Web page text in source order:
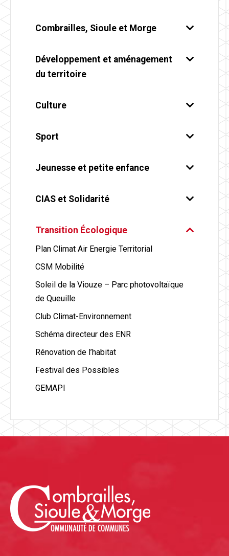
Combrailles, Sioule et Morge
Développement et aménagement
du territoire
Culture
Sport
Jeunesse et petite enfance
CIAS et Solidarité
Transition Écologique
Plan Climat Air Energie Territorial
CSM Mobilité
Soleil de la Viouze – Parc photovoltaïque
de Queuille
Club Climat-Environnement
Schéma directeur des ENR
Rénovation de l’habitat
Festival des Possibles
GEMAPI